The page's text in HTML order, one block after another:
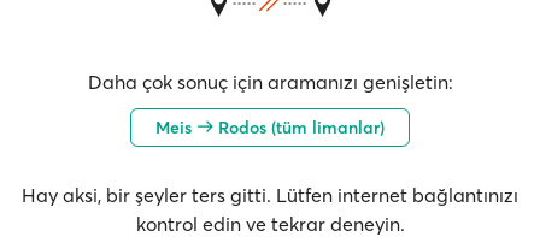
Daha çok sonuç için aramanızı genişletin:
Meis Rodos (tüm limanlar)
Hay aksi, bir şeyler ters gitti. Lütfen internet bağlantınızı
kontrol edin ve tekrar deneyin.